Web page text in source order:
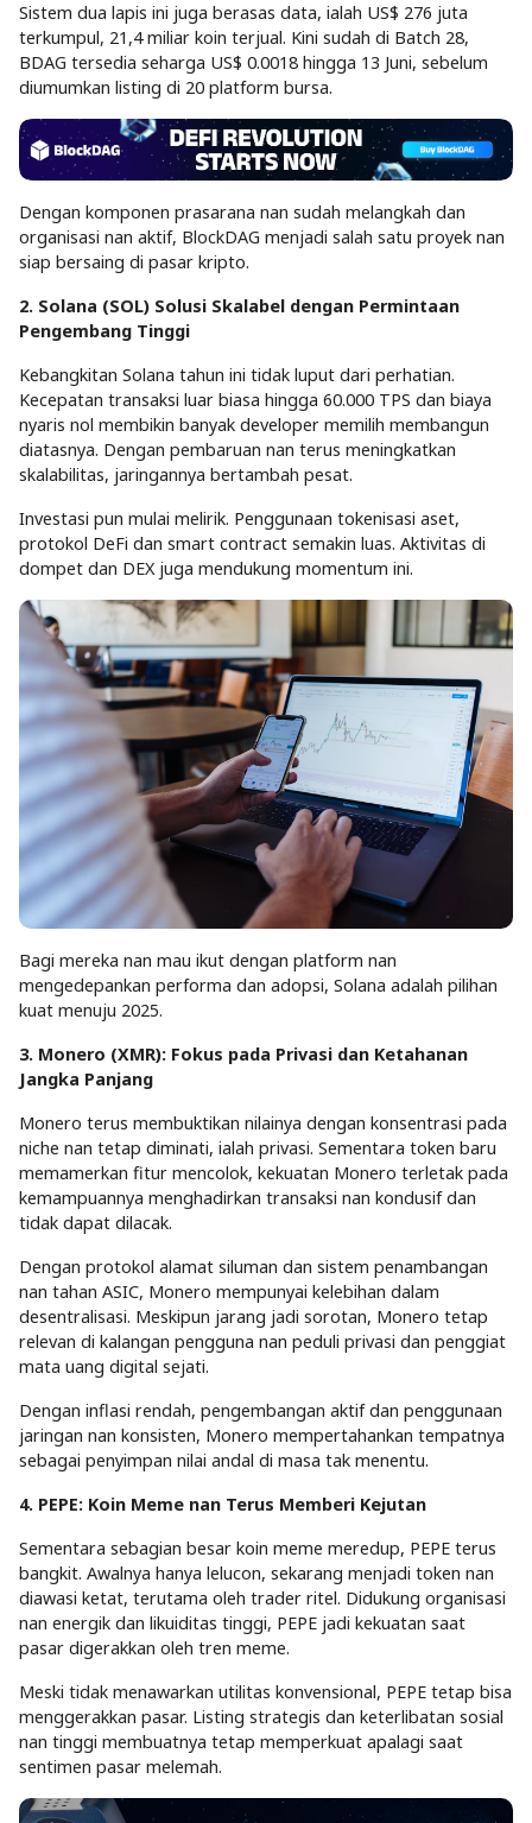
Sistem dua lapis ini juga berasas data, ialah US$ 276 juta
terkumpul, 21,4 miliar koin terjual. Kini sudah di Batch 28,
BDAG tersedia seharga US$ 0.0018 hingga 13 Juni, sebelum
diumumkan listing di 20 platform bursa.
Dengan komponen prasarana nan sudah melangkah dan
organisasi nan aktif, BlockDAG menjadi salah satu proyek nan
siap bersaing di pasar kripto.
2. Solana (SOL) Solusi Skalabel dengan Permintaan
Pengembang Tinggi
Kebangkitan Solana tahun ini tidak luput dari perhatian.
Kecepatan transaksi luar biasa hingga 60.000 TPS dan biaya
nyaris nol membikin banyak developer memilih membangun
diatasnya. Dengan pembaruan nan terus meningkatkan
skalabilitas, jaringannya bertambah pesat.
Investasi pun mulai melirik. Penggunaan tokenisasi aset,
protokol DeFi dan smart contract semakin luas. Aktivitas di
dompet dan DEX juga mendukung momentum ini.
Bagi mereka nan mau ikut dengan platform nan
mengedepankan performa dan adopsi, Solana adalah pilihan
kuat menuju 2025.
3. Monero (XMR): Fokus pada Privasi dan Ketahanan
Jangka Panjang
Monero terus membuktikan nilainya dengan konsentrasi pada
niche nan tetap diminati, ialah privasi. Sementara token baru
memamerkan fitur mencolok, kekuatan Monero terletak pada
kemampuannya menghadirkan transaksi nan kondusif dan
tidak dapat dilacak.
Dengan protokol alamat siluman dan sistem penambangan
nan tahan ASIC, Monero mempunyai kelebihan dalam
desentralisasi. Meskipun jarang jadi sorotan, Monero tetap
relevan di kalangan pengguna nan peduli privasi dan penggiat
mata uang digital sejati.
Dengan inflasi rendah, pengembangan aktif dan penggunaan
jaringan nan konsisten, Monero mempertahankan tempatnya
sebagai penyimpan nilai andal di masa tak menentu.
4. PEPE: Koin Meme nan Terus Memberi Kejutan
Sementara sebagian besar koin meme meredup, PEPE terus
bangkit. Awalnya hanya lelucon, sekarang menjadi token nan
diawasi ketat, terutama oleh trader ritel. Didukung organisasi
nan energik dan likuiditas tinggi, PEPE jadi kekuatan saat
pasar digerakkan oleh tren meme.
Meski tidak menawarkan utilitas konvensional, PEPE tetap bisa
menggerakkan pasar. Listing strategis dan keterlibatan sosial
nan tinggi membuatnya tetap memperkuat apalagi saat
sentimen pasar melemah.